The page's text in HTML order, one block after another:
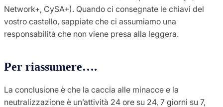
Network+, CySA+). Quando ci consegnate le chiavi del
vostro castello, sappiate che ci assumiamo una
responsabilità che non viene presa alla leggera.
Per riassumere….
La conclusione è che la caccia alle minacce e la
neutralizzazione è un’attività 24 ore su 24, 7 giorni su 7,